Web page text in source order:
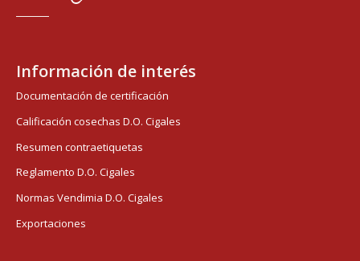
Información de interés
Documentación de certificación
Calificación cosechas D.O. Cigales
Resumen contraetiquetas
Reglamento D.O. Cigales
Normas Vendimia D.O. Cigales
Exportaciones